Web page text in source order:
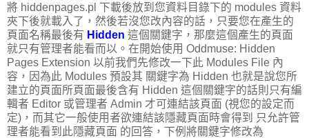
將 hiddenpages.pl 下載後放到您資料目錄下的 modules 資料
夾下後就載入了，然後若沒您改內容的話，只要您在產生的
頁面名稱最後有 Hidden 這個關鍵字，那麼這個產生的頁面
就只有管理者能看而以。在開始使用 Oddmuse: Hidden
Pages Extension 以前我們先修改一下此 Modules File 內
容，因為此 Modules 預設其 關鍵字為 Hidden 也就是說您所
建立的頁面所頁面最後含有 Hidden 這個關鍵字的話則只有編
輯者 Editor 或管理者 Admin 才可連結該頁面 (視您的設定而
定)，而其它一般使用者欲連結該隱藏頁面時會得到 只允許管
理者能看到此隱藏頁面 的回答，下例將關鍵字修改為